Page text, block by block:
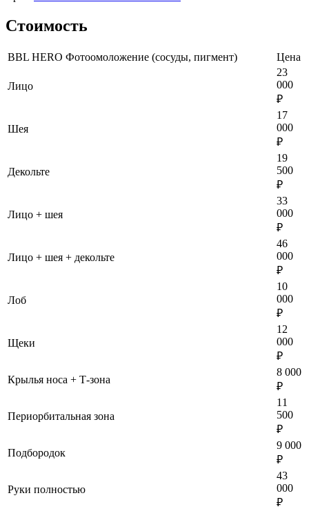
Стоимость
BBL HERO Фотоомоложение (сосуды, пигмент) Цена
Лицо
23
000
₽
Шея
17
000
₽
Декольте
19
500
₽
Лицо + шея
33
000
₽
Лицо + шея + декольте
46
000
₽
Лоб
10
000
₽
Щеки
12
000
₽
Крылья носа + Т-зона
8 000
₽
Периорбитальная зона
11
500
₽
Подбородок
9 000
₽
Руки полностью
43
000
₽